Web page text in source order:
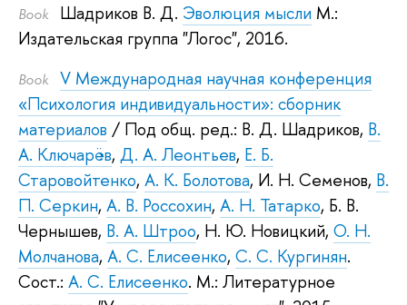
Book Шадриков В. Д. Эволюция мысли М.:
Издательская группа "Логос", 2016.
Book
V Международная научная конференция
«Психология индивидуальности»: сборник
материалов / Под общ. ред.: В. Д. Шадриков, В.
А. Ключарёв, Д. А. Леонтьев, Е. Б.
Старовойтенко, А. К. Болотова, И. Н. Семенов, В.
П. Серкин, А. В. Россохин, А. Н. Татарко, Б. В.
Чернышев, В. А. Штроо, Н. Ю. Новицкий, О. Н.
Молчанова, А. С. Елисеенко, С. С. Кургинян.
Сост.: А. С. Елисеенко. М.: Литературное